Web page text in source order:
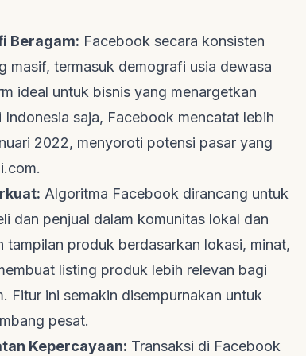
Beragam: Facebook secara konsisten
masif, termasuk demografi usia dewasa
ideal untuk bisnis yang menargetkan
Indonesia saja, Facebook mencatat lebih
2022, menyoroti potensi pasar yang
.
Algoritma Facebook dirancang untuk
dan penjual dalam komunitas lokal dan
produk berdasarkan lokasi, minat,
listing produk lebih relevan bagi
. Fitur ini semakin disempurnakan untuk
pesat.
Kepercayaan: Transaksi di Facebook